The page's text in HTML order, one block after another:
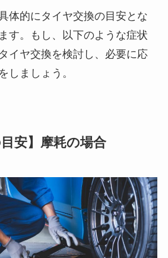
体的にタイヤ交換の目安とな
す。もし、以下のような症状
イヤ交換を検討し、必要に応
しましょう。
安】摩耗の場合